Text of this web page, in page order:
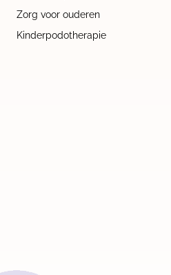
Zorg voor ouderen
Kinderpodotherapie